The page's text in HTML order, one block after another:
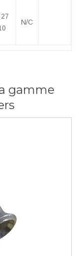
N/C
gamme